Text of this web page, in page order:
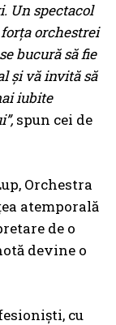
Un spectacol
orchestrei
bucură să fie
și vă invită să
iubite
spun cei de
Orchestra
atemporală
de o
devine o
cu